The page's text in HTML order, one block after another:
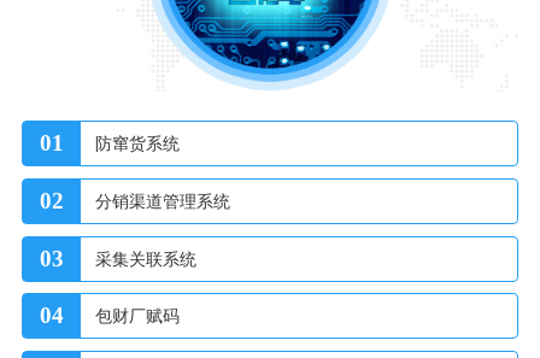
01 防窜货系统
02 分销渠道管理系统
03 采集关联系统
04 包财厂赋码